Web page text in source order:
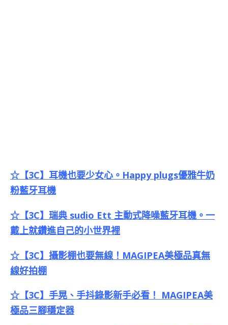
☆【3C】耳機也要少女心。Happy plugs優雅牛奶
粉藍牙耳機
☆【3C】瑞典 sudio Ett 主動式降噪藍牙耳機。一
戴上就鑽進自己的小世界裡
☆【3C】攝影棚也要無線！MAGIPEA美極品真無
線好拍棚
☆【3C】手晃、手抖錄影新手必看！ MAGIPEA美
極品三腳穩定器